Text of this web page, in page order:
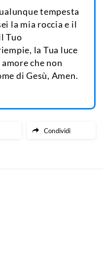
tempesta
la mia roccia e il
Tuo
la Tua luce
che non
di Gesù, Amen.
Condividi